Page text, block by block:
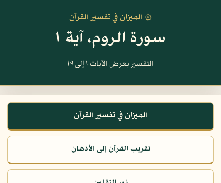
۞ الميزان في تفسير القرآن
سورة الروم، آية ١
التفسير يعرض الآيات ١ إلى ١٩
الميزان في تفسير القرآن
تقريب القرآن إلى الأذهان